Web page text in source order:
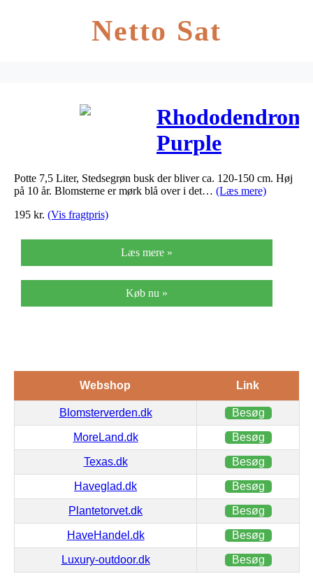
Netto Sat
Rhododendron
Purple
Martini –
Rhododendron
Martini
Potte 7,5 Liter, Stedsegrøn busk der bliver ca. 120-150 cm. Høj
på 10 år. Blomsterne er mørk blå over i det… (Læs mere)
195 kr. (Vis fragtpris)
Læs mere »
Køb nu »
Webshop Link
Blomsterverden.dk Besøg
MoreLand.dk Besøg
Texas.dk Besøg
Haveglad.dk Besøg
Plantetorvet.dk Besøg
HaveHandel.dk Besøg
Luxury-outdoor.dk Besøg